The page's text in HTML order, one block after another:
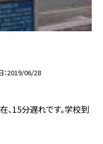
2019/06/28
、15分遅れです。学校到